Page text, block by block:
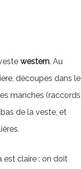
western. Au
découpes dans le
manches (raccords
de la veste, et
est claire : on doit